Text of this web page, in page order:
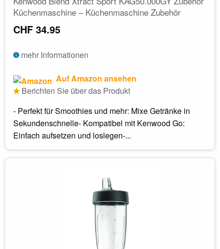
Küchenmaschine – Küchenmaschine Zubehör
CHF 34.95
mehr Informationen
Auf Amazon ansehen
Berichten Sie über das Produkt
- Perfekt für Smoothies und mehr: Mixe Getränke in
Sekundenschnelle- Kompatibel mit Kenwood Go:
Einfach aufsetzen und loslegen-...